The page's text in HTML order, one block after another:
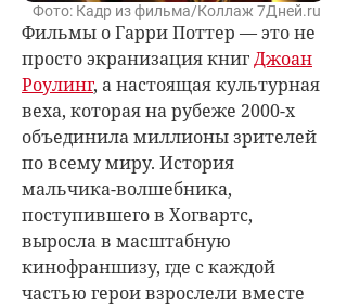
Фото: Кадр из фильма/Коллаж 7Дней.ru
Фильмы о Гарри Поттер — это не
просто экранизация книгДжоан
Роулинг, а настоящая культурная
веха, которая на рубеже 2000-х
объединила миллионы зрителей
по всему миру. История
мальчика-волшебника,
поступившего в Хогвартс,
выросла в масштабную
кинофраншизу, где с каждой
частью герои взрослели вместе